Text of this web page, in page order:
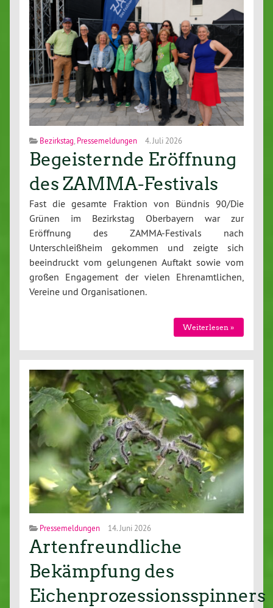
Bezirkstag Pressemeldungen 4. Juli 2026
Begeisternde Eröffnung
des ZAMMA-Festivals
Fast die gesamte Fraktion von Bündnis 90/Die
Grünen im Bezirkstag Oberbayern war zur
Eröffnung des ZAMMA-Festivals nach
Unterschleißheim gekommen und zeigte sich
beeindruckt vom gelungenen Auftakt sowie vom
großen Engagement der vielen Ehrenamtlichen,
Vereine und Organisationen.
Weiterlesen »
Pressemeldungen 14. Juni 2026
Artenfreundliche
Bekämpfung des
Eichenprozessionsspinners